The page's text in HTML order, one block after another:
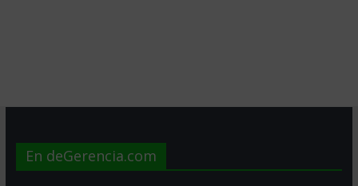
En deGerencia.com